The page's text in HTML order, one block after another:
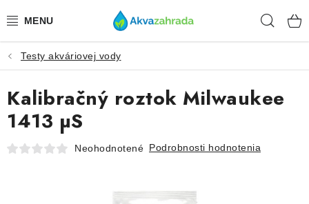
na
TECHNIKA
HNOJIVÁ
VODA
Testy akváriovej vody
Kalibračný roztok Milwaukee
1413 µS
Neohodnotené Podrobnosti hodnotenia